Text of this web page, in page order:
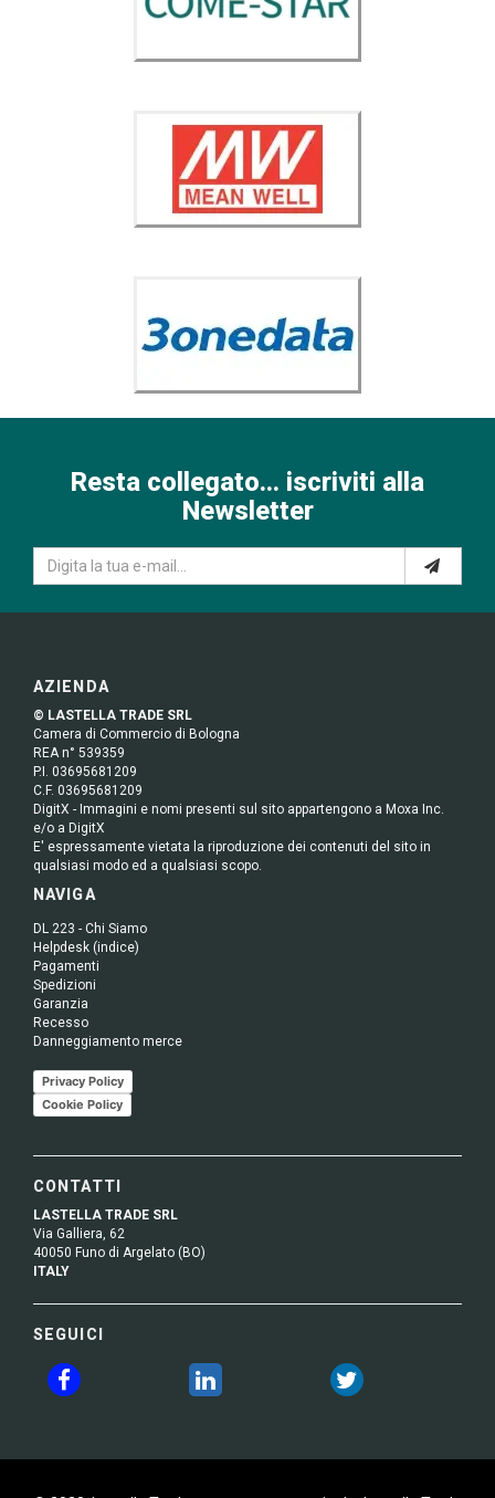
Resta collegato... iscriviti alla
Newsletter
AZIENDA
© LASTELLA TRADE SRL
Camera di Commercio di Bologna
REA n° 539359
P.I. 03695681209
C.F. 03695681209
DigitX - Immagini e nomi presenti sul sito appartengono a Moxa Inc.
e/o a DigitX
E' espressamente vietata la riproduzione dei contenuti del sito in
qualsiasi modo ed a qualsiasi scopo.
NAVIGA
DL 223 - Chi Siamo
Helpdesk (indice)
Pagamenti
Spedizioni
Garanzia
Recesso
Danneggiamento merce
Privacy Policy
Cookie Policy
CONTATTI
LASTELLA TRADE SRL
Via Galliera, 62
40050 Funo di Argelato (BO)
ITALY
SEGUICI